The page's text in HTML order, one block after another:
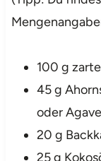
100 g
45 g
oder
20 g
25 g